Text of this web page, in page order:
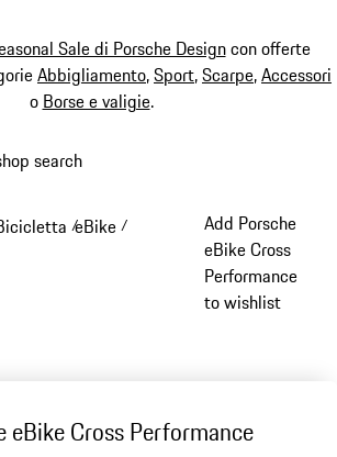
Sale di Porsche Designcon offerte
Abbigliamento,Sport,Scarpe,Accessori
o Borse e valigie.
search
/eBike /
Add Porsche
eBike Cross
Performance
to wishlist
eBike Cross Performance